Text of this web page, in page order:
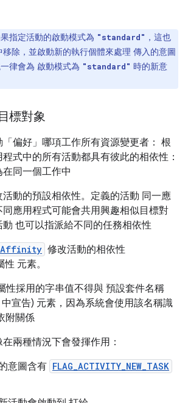
指定活動的啟動模式為 "standard" ，這也
除，並啟動新的執行個體來處理 傳入的意圖
律會為 啟動模式為 "standard" 時的新意
標對象
偏好」哪項工作所有資源變更者： 根
式中的所有活動都具有彼此的相依性：
同一個工作中
動的預設相依性。定義的活動 同一應
應用程式可能會共用興趣相似目標對
也可以指派給不同的任務相依性
修改活動的相依性
性 元素。
性採用的字串值不得與 預設套件名稱
中宣告) 元素，因為系統會使用該名稱識
附關係
兩種情況下會發揮作用：
意圖含有 FLAG_ACTIVITY_NEW_TASK